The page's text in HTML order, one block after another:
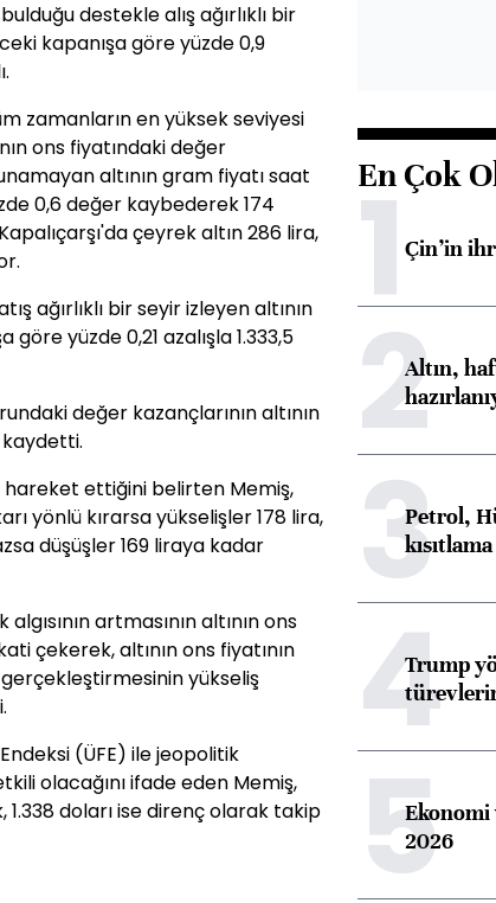
destekle alış ağırlıklı bir
kapanışa göre yüzde 0,9
zamanların en yüksek seviyesi
ons fiyatındaki değer
altının gram fiyatı saat
0,6 değer kaybederek 174
çeyrek altın 286 lira,
ağırlıklı bir seyir izleyen altının
yüzde 0,21 azalışla 1.333,5
değer kazançlarının altının
hareket ettiğini belirten Memiş,
yönlü kırarsa yükselişler 178 lira,
düşüşler 169 liraya kadar
artmasının altının ons
çekerek, altının ons fiyatının
yükseliş
(ÜFE) ile jeopolitik
olacağını ifade eden Memiş,
1.338 doları ise direnç olarak takip
En Çok
1Çin’in
2Altın,
3Petrol,
4
Trump
5Ekonomi
2026